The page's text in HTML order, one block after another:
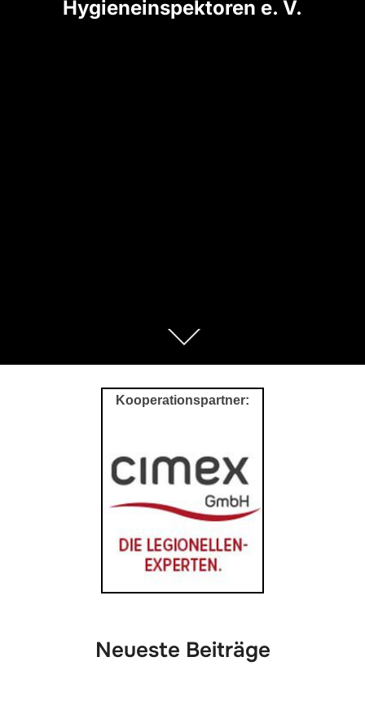
Hygieneinspektoren e. V.
Zum
Inhalt
scrollen
Kooperationspartner:
Neueste Beiträge